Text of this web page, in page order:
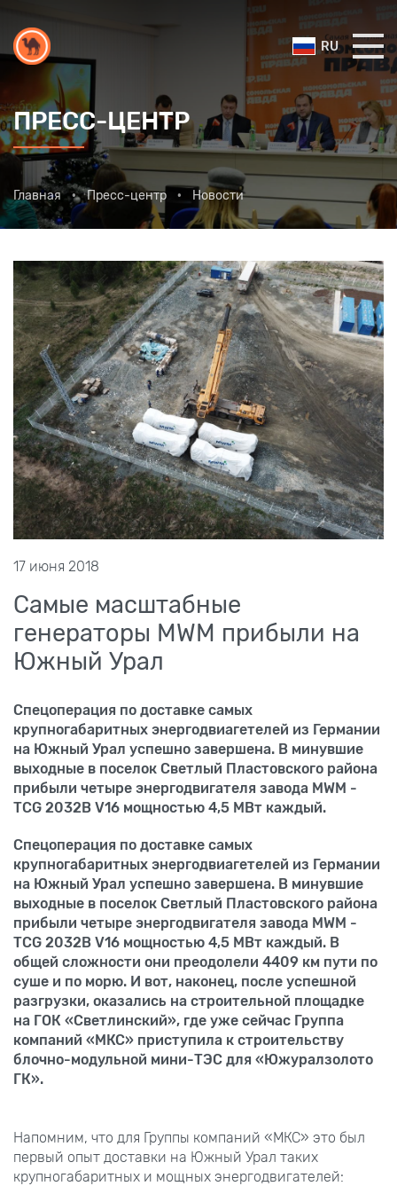
RU
ПРЕСС-ЦЕНТР
Главная Пресс-центр Новости
17 июня 2018
Самые масштабные
генераторы MWM прибыли на
Южный Урал
Спецоперация по доставке самых
крупногабаритных энергодвиагетелей из Германии
на Южный Урал успешно завершена. В минувшие
выходные в поселок Светлый Пластовского района
прибыли четыре энергодвигателя завода MWM -
TCG 2032В V16 мощностью 4,5 МВт каждый.
Спецоперация по доставке самых
крупногабаритных энергодвиагетелей из Германии
на Южный Урал успешно завершена. В минувшие
выходные в поселок Светлый Пластовского района
прибыли четыре энергодвигателя завода MWM -
TCG 2032В V16 мощностью 4,5 МВт каждый. В
общей сложности они преодолели 4409 км пути по
суше и по морю. И вот, наконец, после успешной
разгрузки, оказались на строительной площадке
на ГОК «Светлинский», где уже сейчас Группа
компаний «МКС» приступила к строительству
блочно-модульной мини-ТЭС для «Южуралзолото
ГК».
Напомним, что для Группы компаний «МКС» это был
первый опыт доставки на Южный Урал таких
крупногабаритных и мощных энергодвигателей: